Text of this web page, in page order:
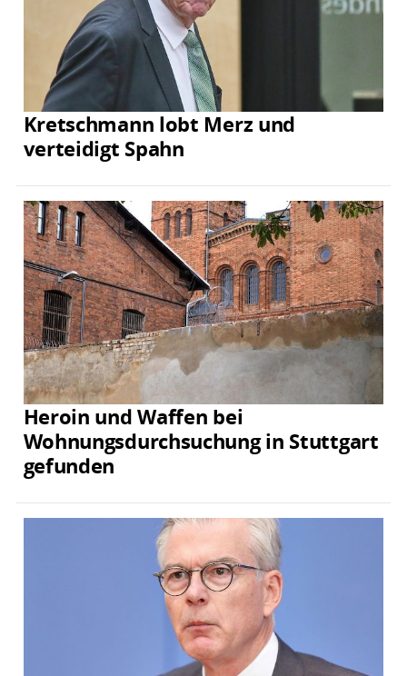
Kretschmann lobt Merz und
verteidigt Spahn
Heroin und Waffen bei
Wohnungsdurchsuchung in Stuttgart
gefunden